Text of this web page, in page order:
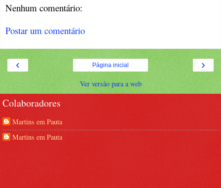
Nenhum comentário:
Postar um comentário
‹ ›
Página inicial
Ver versão para a web
Colaboradores
Martins em Pauta
Martins em Pauta